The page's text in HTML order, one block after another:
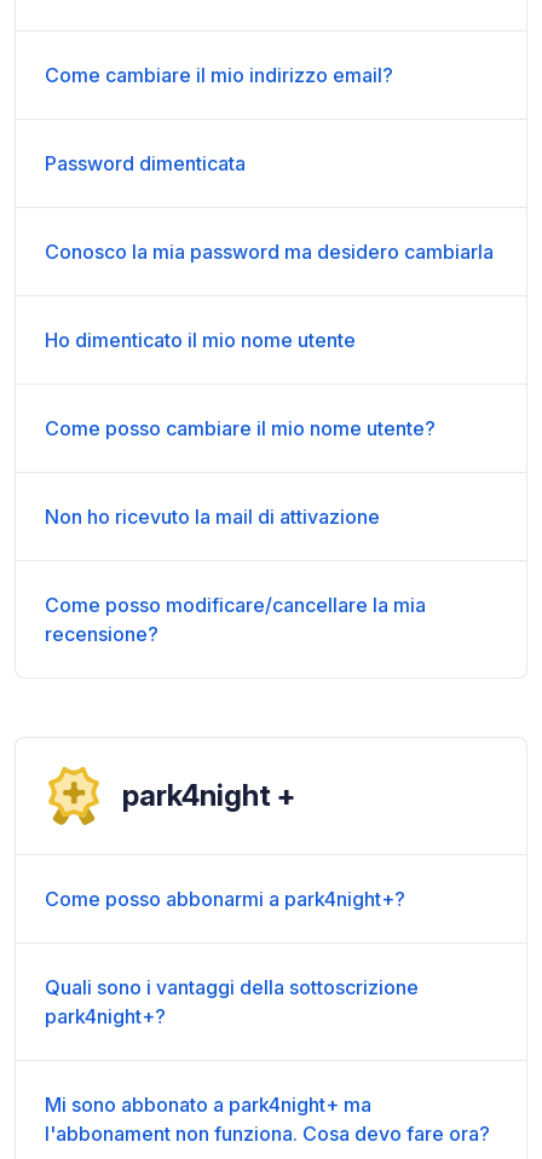
Come cambiare il mio indirizzo email?
Password dimenticata
Conosco la mia password ma desidero cambiarla
Ho dimenticato il mio nome utente
Come posso cambiare il mio nome utente?
Non ho ricevuto la mail di attivazione
Come posso modificare/cancellare la mia
recensione?
park4night +
Come posso abbonarmi a park4night+?
Quali sono i vantaggi della sottoscrizione
park4night+?
Mi sono abbonato a park4night+ ma
l'abbonament non funziona. Cosa devo fare ora?